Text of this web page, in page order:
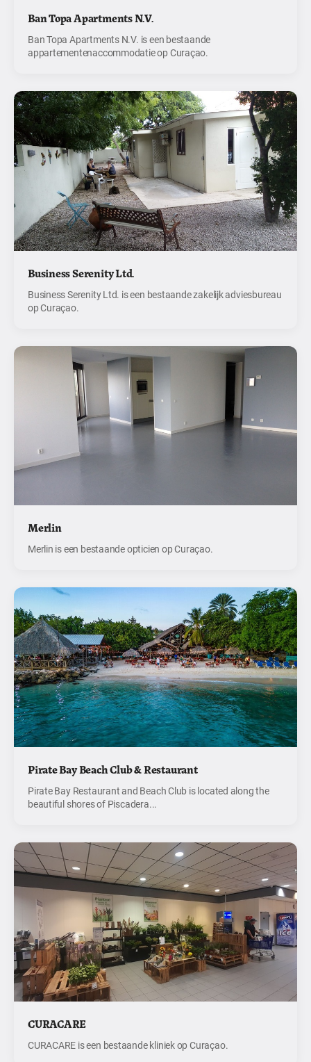
Ban Topa Apartments N.V.
Ban Topa Apartments N.V. is een bestaande
appartementenaccommodatie op Curaçao.
Business Serenity Ltd.
Business Serenity Ltd. is een bestaande zakelijk adviesbureau
op Curaçao.
Merlin
Merlin is een bestaande opticien op Curaçao.
Pirate Bay Beach Club & Restaurant
Pirate Bay Restaurant and Beach Club is located along the
beautiful shores of Piscadera...
CURACARE
CURACARE is een bestaande kliniek op Curaçao.